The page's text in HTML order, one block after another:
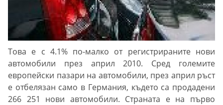
Това е с 4.1% по-малко от регистрираните нови
автомобили през април 2010. Сред големите
европейски пазари на автомобили, през април ръст
е отбелязан само в Германия, където са продадени
266 251 нови автомобили. Страната е на първо